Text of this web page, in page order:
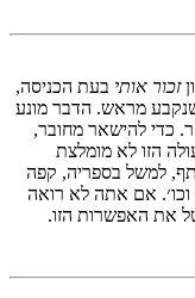
זכור אותי בעת הכניסה,
מראש. הדבר מונע
כדי להישאר מחובר,
הזו לא מומלצת
למשל בספריה, קפה
וכו׳. אם אתה לא רואה
את האפשרות הזו.